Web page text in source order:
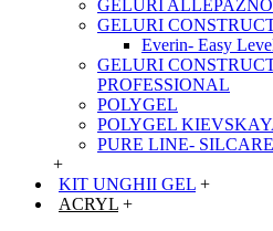
GELURI
GELURI
Everin- Easy
GELURI
PROFESSIONAL
POLYGEL
POLYGEL
PURE LINE- SILCARE
+
KIT UNGHII GEL +
ACRYL +